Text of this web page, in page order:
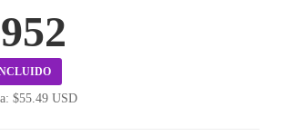
$55.49 USD